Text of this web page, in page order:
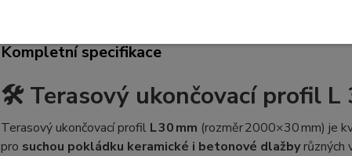
Kompletní specifikace
🛠️Terasový ukončovací profil L
Terasový ukončovací profil L 30 mm (rozměr 2000×30 mm) je
pro suchou pokládku keramické i betonové dlažbyrůzných